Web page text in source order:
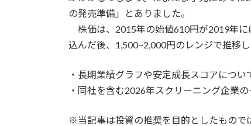
の発売準備」とありました。
株価は、2015年の始値610円が2019年に
込んだ後、1,500~2,000円のレンジで推移し
・長期業績グラフや安定成長スコアについ
・同社を含む2026年スクリーニング企業の
※当記事は投資の推奨を目的としたもので